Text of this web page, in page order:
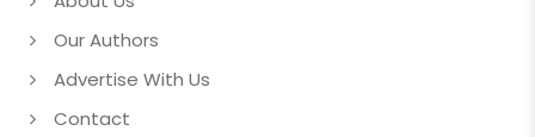
Our Authors
Advertise With Us
Contact